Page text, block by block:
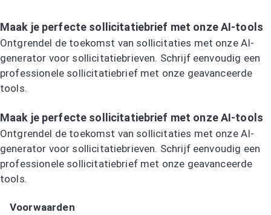
Maak je perfecte sollicitatiebrief met onze AI-tools
Ontgrendel de toekomst van sollicitaties met onze AI-
generator voor sollicitatiebrieven. Schrijf eenvoudig een
professionele sollicitatiebrief met onze geavanceerde
tools.
Maak je perfecte sollicitatiebrief met onze AI-tools
Ontgrendel de toekomst van sollicitaties met onze AI-
generator voor sollicitatiebrieven. Schrijf eenvoudig een
professionele sollicitatiebrief met onze geavanceerde
tools.
Voorwaarden